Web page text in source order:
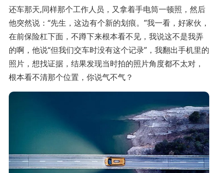
还车那天,同样那个工作人员，又拿着手电筒一顿照，然后
他突然说：“先生，这边有个新的划痕。”我一看，好家伙，
在前保险杠下面，不蹲下来根本看不见，我说这不是我弄
的啊，他说“但我们交车时没有这个记录”，我翻出手机里的
照片，想找证据，结果发现当时拍的照片角度都不太对，
根本看不清那个位置，你说气不气？